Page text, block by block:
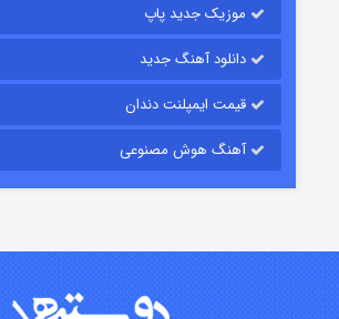
موزیک جدید پاپ
دانلود آهنگ جدید
قیمت ایمپلنت دندان
آهنگ هوش مصنوعی